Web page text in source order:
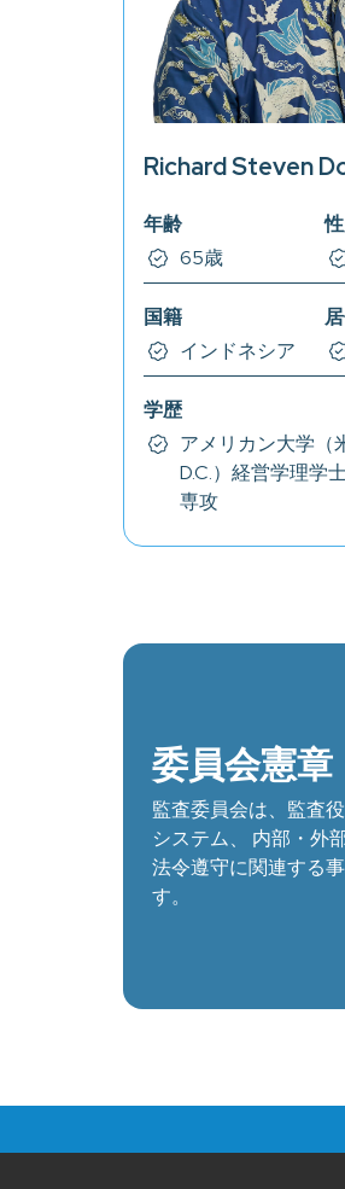
Richard Steven
年齢
65歳
国籍
インドネシア
学歴
アメリカン大学（
D.C.）経営学理学
専攻
委員会憲章
監査委員会は、監査
システム、 内部・外
法令遵守に関連する
す。